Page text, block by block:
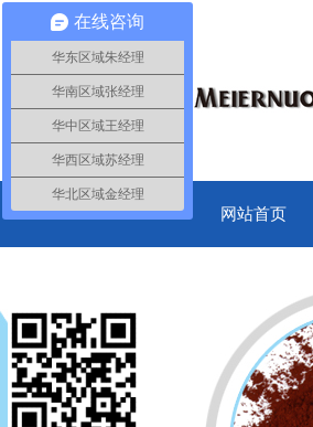
网站首页
在线咨询
华东区域朱经理
华南区域张经理
华中区域王经理
华西区域苏经理
华北区域金经理